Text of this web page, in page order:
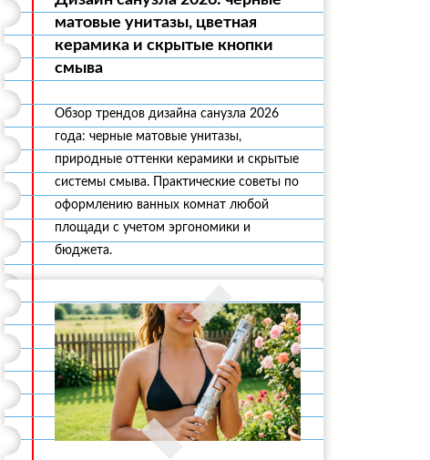
матовые унитазы, цветная
керамика и скрытые кнопки
смыва
Обзор трендов дизайна санузла 2026
года: черные матовые унитазы,
природные оттенки керамики и скрытые
системы смыва. Практические советы по
оформлению ванных комнат любой
площади с учетом эргономики и
бюджета.